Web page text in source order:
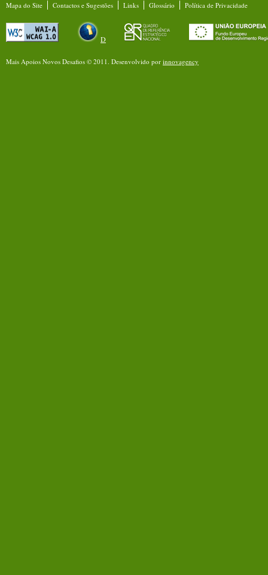
Mapa do Site Contactos e Sugestões Links Glossário Política de Privacidade
D
Mais Apoios Novos Desafios © 2011. Desenvolvido por innovagency